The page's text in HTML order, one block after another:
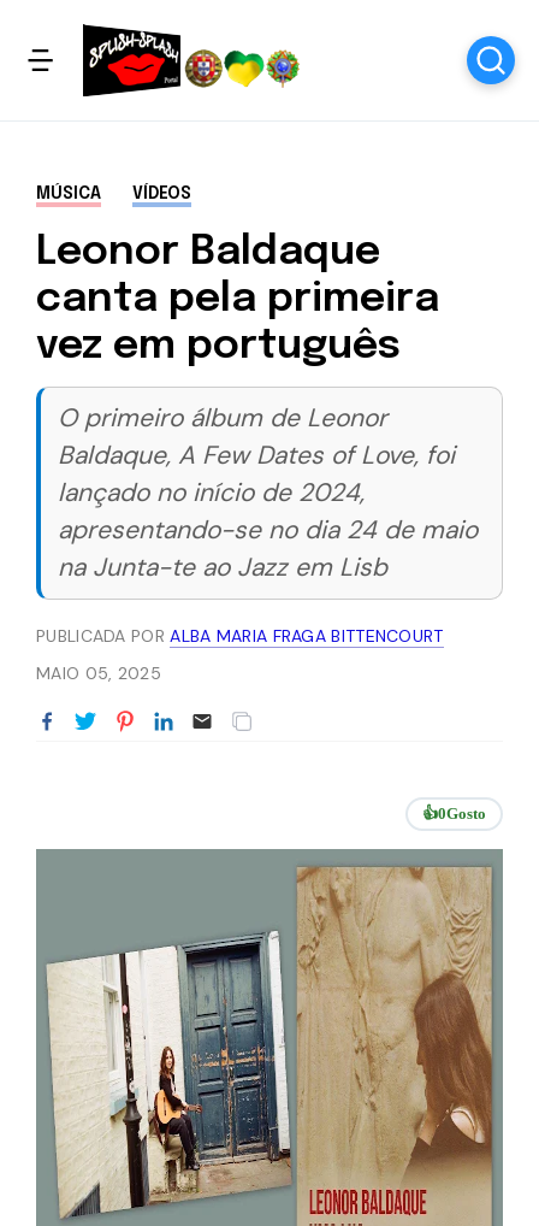
MÚSICA VÍDEOS
Leonor Baldaque
canta pela primeira
vez em português
O primeiro álbum de Leonor
Baldaque, A Few Dates of Love, foi
lançado no início de 2024,
apresentando-se no dia 24 de maio
na Junta-te ao Jazz em Lisb
PUBLICADA PORALBA MARIA FRAGA BITTENCOURT
MAIO 05, 2025
👍0Gosto